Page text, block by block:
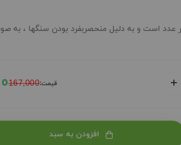
عدد است و به دلیل منحصربفرد بودن سنگها ، به
قیمت:167,000
افزودن به سبد